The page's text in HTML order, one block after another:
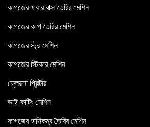
কাগজের খাবার বাক্স তৈরির মেশিন
কাগজের কাপ তৈরির মেশিন
কাগজের স্ট্র মেশিন
কাগজের স্টিকার মেশিন
ফ্লেক্সো প্রিন্টার
ডাই কাটিং মেশিন
কাগজের হানিকম্ব তৈরির মেশিন